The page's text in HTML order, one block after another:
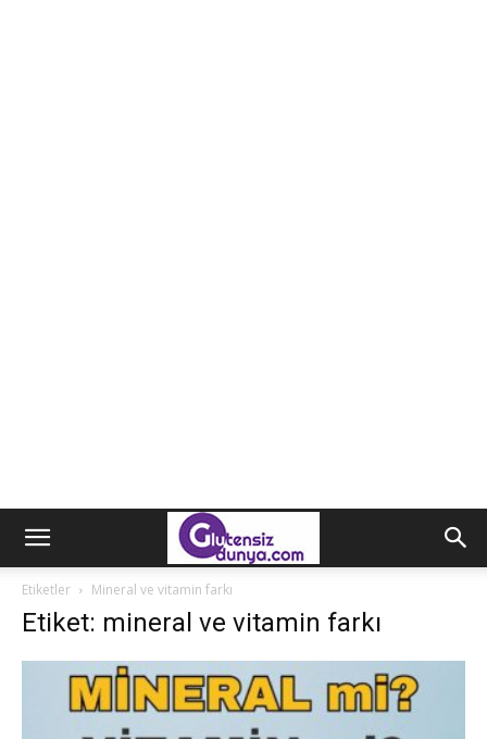
Etiketler Mineral ve vitamin farkı
Etiket: mineral ve vitamin farkı